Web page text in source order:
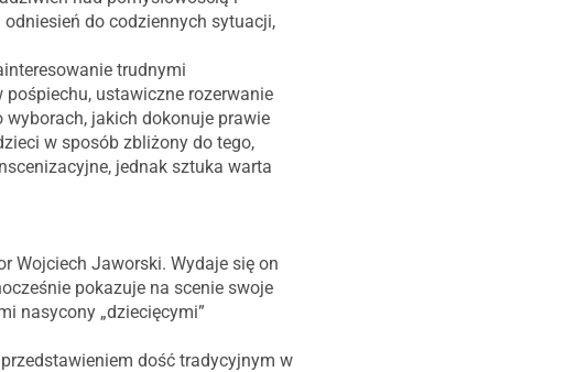
do codziennych sytuacji,
trudnymi
ustawiczne rozerwanie
jakich dokonuje prawie
w sposób zbliżony do tego,
jednak sztuka warta
Wojciech Jaworski. Wydaje się on
pokazuje na scenie swoje
nasycony „dziecięcymi”
dość tradycyjnym w